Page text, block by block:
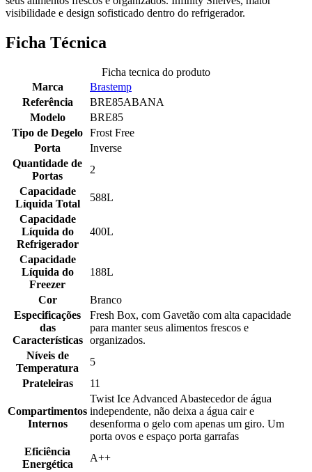
visibilidade e design sofisticado dentro do refrigerador.
Ficha Técnica
Ficha tecnica do produto
Marca
Brastemp
Referência
BRE85ABANA
Modelo
BRE85
Tipo de Degelo Frost Free
Porta
Inverse
Quantidade de
Portas
2
Capacidade
Líquida Total
588L
Capacidade
Líquida do
Refrigerador
400L
Capacidade
Líquida do
Freezer
188L
Cor
Branco
Especificações
das
Características
Fresh Box, com Gavetão com alta capacidade
para manter seus alimentos frescos e
organizados.
Níveis de
Temperatura
5
Prateleiras
11
Compartimentos
Internos
Twist Ice Advanced Abastecedor de água
independente, não deixa a água cair e
desenforma o gelo com apenas um giro. Um
porta ovos e espaço porta garrafas
Eficiência
Energética
A++